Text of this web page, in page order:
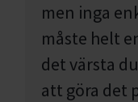
men inga
måste helt
det värsta
att göra det